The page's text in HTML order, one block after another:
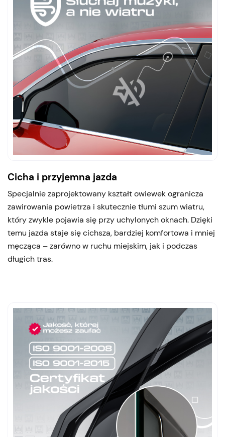
Cicha i przyjemna jazda
Specjalnie zaprojektowany kształt owiewek ogranicza
zawirowania powietrza i skutecznie tłumi szum wiatru,
który zwykle pojawia się przy uchylonych oknach. Dzięki
temu jazda staje się cichsza, bardziej komfortowa i mniej
męcząca – zarówno w ruchu miejskim, jak i podczas
długich tras.